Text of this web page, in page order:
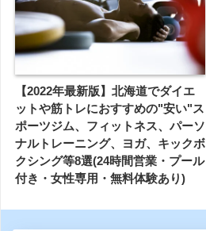
【2022年最新版】北海道でダイエ
ットや筋トレにおすすめの"安い"ス
ポーツジム、フィットネス、パーソ
ナルトレーニング、ヨガ、キックボ
クシング等8選(24時間営業・プール
付き・女性専用・無料体験あり)